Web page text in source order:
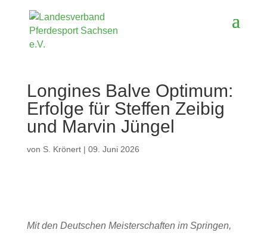
Longines Balve Optimum:
Erfolge für Steffen Zeibig
und Marvin Jüngel
von S. Krönert| 09. Juni 2026
Mit den Deutschen Meisterschaften im Springen,